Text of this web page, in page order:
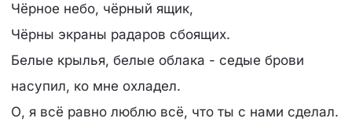
Чёрное небо, чёрный ящик,
Чёрны экраны радаров сбоящих.
Белые крылья, белые облака - седые брови
насупил, ко мне охладел.
О, я всё равно люблю всё, что ты с нами сделал.